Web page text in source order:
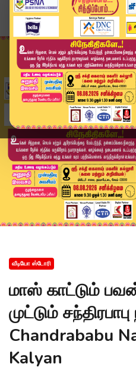
Home
வீடியோ ஸ்டோரி
மாஸ் காட்டும் பவன் கல்யாண்
வீடியோ ஸ்டோரி
மாஸ் காட்டும்
முட்டும் சந்திரபாபு
Chandrababu
Kalyan